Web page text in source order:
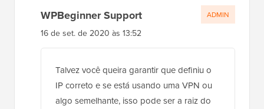
WPBeginner Support
16 de set. de 2020 às 13:52
Talvez você queira garantir que definiu o
IP correto e se está usando uma VPN ou
algo semelhante, isso pode ser a raiz do
ADMIN